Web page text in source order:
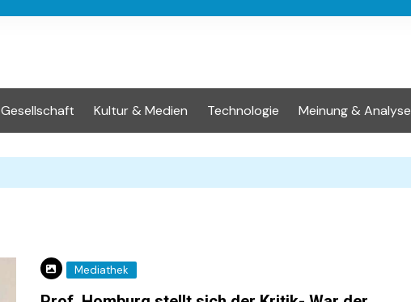
Gesellschaft Kultur & Medien Technologie Meinung & Analyse
Mediathek